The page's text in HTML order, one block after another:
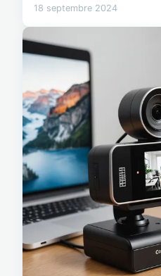
18 septembre 2024